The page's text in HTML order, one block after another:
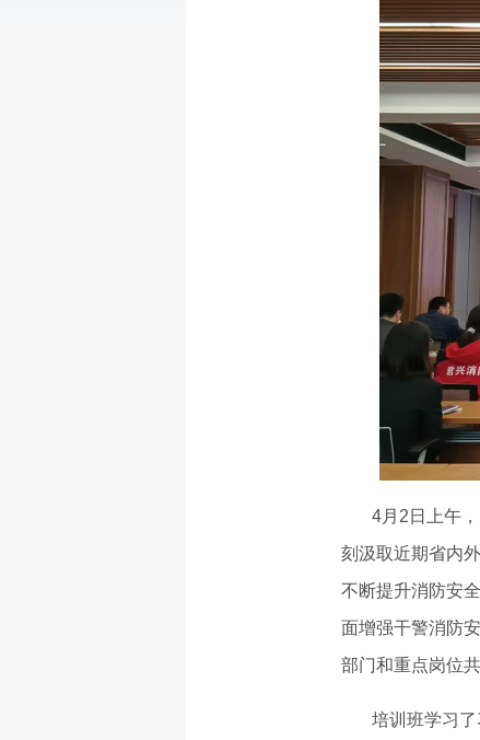
4月2日上午，
刻汲取近期省内
不断提升消防安
面增强干警消防
部门和重点岗位
培训班学习了